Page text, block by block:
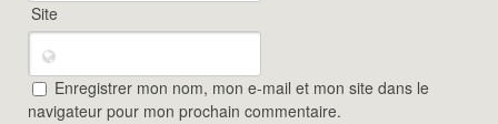
Site
Enregistrer mon nom, mon e-mail et mon site dans le
navigateur pour mon prochain commentaire.